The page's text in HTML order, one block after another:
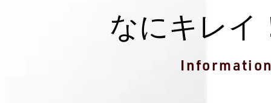
なにキレイ